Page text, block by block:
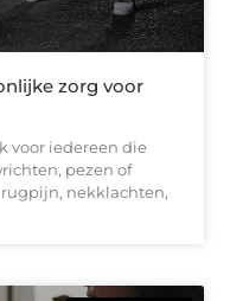
zorg voor
voor iedereen die
pezen of
nekklachten,